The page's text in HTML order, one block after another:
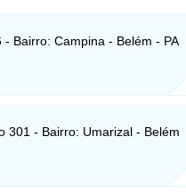
Bairro: Campina - Belém - PA
301 - Bairro: Umarizal - Belém